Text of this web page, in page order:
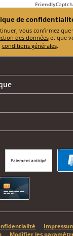
Friendly
de
des données
conditions générales.
Paiement anticipé
Button
Pay
Modifier les